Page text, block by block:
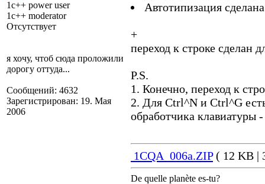
1c++ power user
1c++ moderator
Отсутствует
я хочу, чтоб сюда проложили
дорогу оттуда...
Сообщений: 4632
Зарегистрирован: 19. Мая
2006
Автотипизация
+
переход к строке сделан
P.S.
1. Конечно, переход к
2. Для Ctrl^N и Ctrl^G
обработчика клавиатуры
1CQA_006a.ZIP( 12 KB |
De quelle planète es-tu?